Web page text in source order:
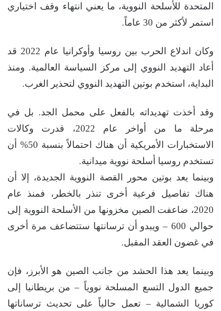
المتحدة للأسلحة النووية، ما يعني انتهاء وقف اختياري
استمر لأكثر من 30 عاماً.
وكان اندلاع الحرب بين روسيا وأوكرانيا عام 2022 قد
أعاد التهديد النووي إلى مركز السياسة العالمية. ومنذ
البداية، استخدم بوتين التهديد النووي لتحذير الغرب.
وقد أخذت تهديداته بالفعل على محمل الجد. بل في
مرحلة ما من أواخر عام 2022، قدرت وكالات
الاستخبارات الأمريكية أن هناك احتمالاً بنسبة 50% أن
تستخدم روسيا أسلحة نووية ميدانية.
وبينما يعد بوتين محور القصة النووية الجديدة، إلا أن
هناك تفاصيل فرعية أخرى تنذر بالخطر، فمنذ عام
2020، ضاعفت الصين مخزونها من الأسلحة النووية إلى
حوالي 600 – ويبدو أن ترسانتها ستتضاعف مرة أخرى
في غضون العقد المقبل.
وبينما يعد هذا الحشد من جانب الصين هو الأبرز، فإن
جميع الدول التسع المسلحة نووياً – من بريطانيا إلى
كوريا الشمالية – تعمل حالياً على تحديث ترساناتها